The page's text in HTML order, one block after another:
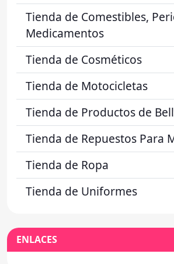
Tienda de Comestibles,
Medicamentos
Tienda de Cosméticos
Tienda de Motocicletas
Tienda de Productos de
Tienda de Repuestos Para
Tienda de Ropa
Tienda de Uniformes
ENLACES